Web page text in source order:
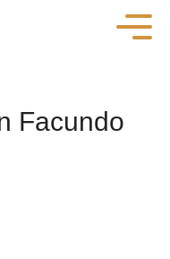
Facundo